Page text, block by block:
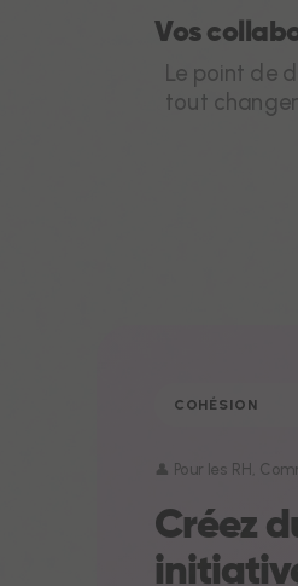
Vos
Le point de
tout
COHÉSION
👤 Pour les RH,
Créez